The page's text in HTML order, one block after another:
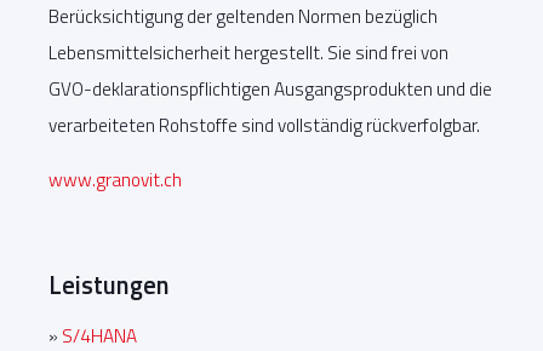
Berücksichtigung der geltenden Normen bezüglich
Lebensmittelsicherheit hergestellt. Sie sind frei von
GVO-deklarationspflichtigen Ausgangsprodukten und die
verarbeiteten Rohstoffe sind vollständig rückverfolgbar.
www.granovit.ch
Leistungen
» S/4HANA